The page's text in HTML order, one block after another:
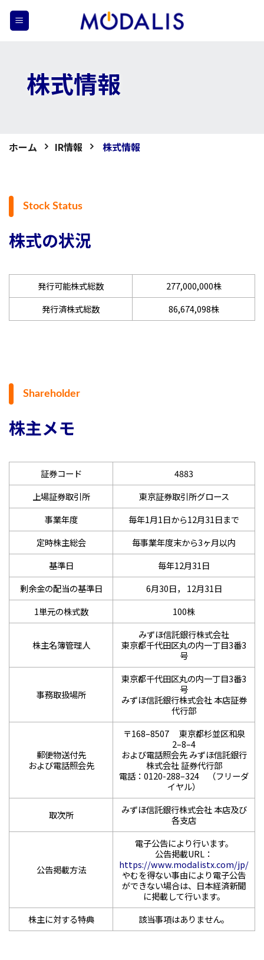
株式情報
ホーム IR情報 株式情報
Stock Status
株式の状況
発行可能株式総数
277,000,000株
発行済株式総数
86,674,098株
Shareholder
株主メモ
証券コード
4883
上場証券取引所
東京証券取引所グロース
事業年度
毎年1月1日から12月31日まで
定時株主総会
毎事業年度末から3ヶ月以内
基準日
毎年12月31日
剰余金の配当の基準日
6月30日， 12月31日
1単元の株式数
100株
株主名簿管理人
みずほ信託銀行株式会社
東京都千代田区丸の内一丁目3番3
号
事務取扱場所
東京都千代田区丸の内一丁目3番3
号
みずほ信託銀行株式会社 本店証券
代行部
郵便物送付先
および電話照会先
〒168–8507 東京都杉並区和泉
2–8–4
および電話照会先 みずほ信託銀行
株式会社 証券代行部
電話：0120-288–324 （フリーダ
イヤル）
取次所
みずほ信託銀行株式会社 本店及び
各支店
公告掲載方法
電子公告により行います。
公告掲載URL：
https://www.modalistx.com/jp/
やむを得ない事由により電子公告
ができない場合は、日本経済新聞
に掲載して行います。
株主に対する特典
該当事項はありません。